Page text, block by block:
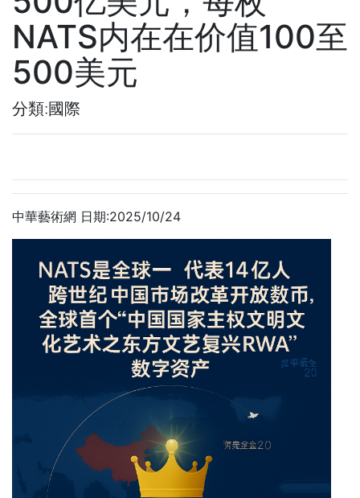
NATS内在在价值100至
500美元
分類:國際
中華藝術網 日期:2025/10/24